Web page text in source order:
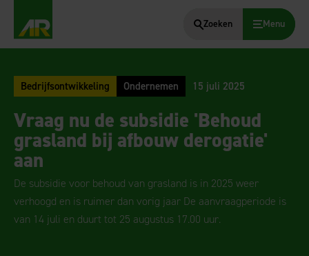
AgruniekRijnvallei
Zoeken Menu
Bedrijfsontwikkeling Ondernemen 15 juli 2025
Vraag nu de subsidie 'Behoud
grasland bij afbouw derogatie'
aan
De subsidie voor behoud van grasland is in 2025 weer
verhoogd en is ruimer dan vorig jaar De aanvraagperiode is
van 14 juli en duurt tot 25 augustus 17.00 uur.